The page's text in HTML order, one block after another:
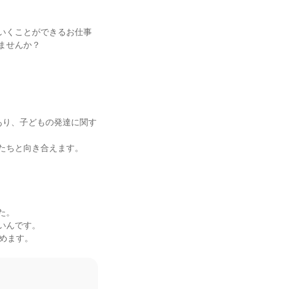
くことができるお仕事
せんか？
、子どもの発達に関す
と向き合えます。
です。
ます。